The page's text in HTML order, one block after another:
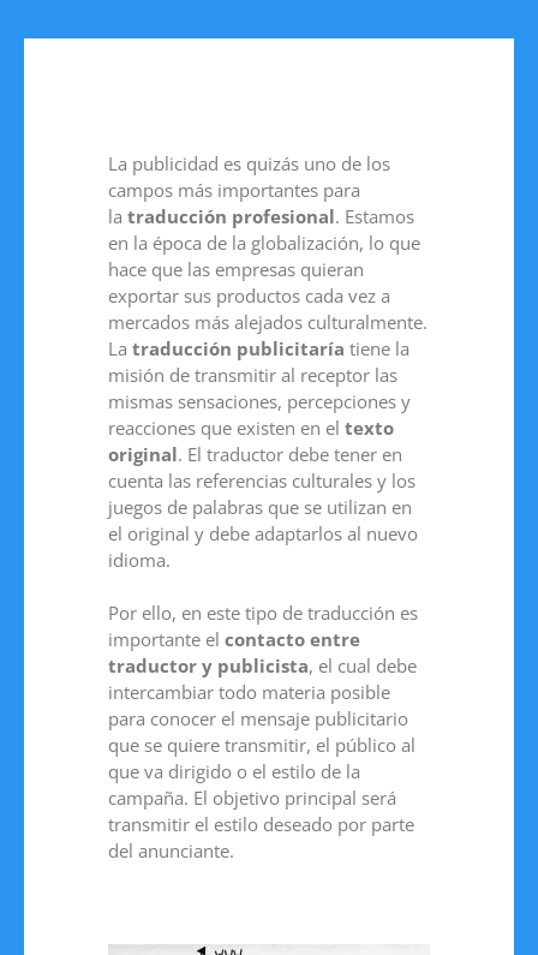
La publicidad es quizás uno de los
campos más importantes para
la traducción profesional. Estamos
en la época de la globalización, lo que
hace que las empresas quieran
exportar sus productos cada vez a
mercados más alejados culturalmente.
La traducción publicitaría tiene la
misión de transmitir al receptor las
mismas sensaciones, percepciones y
reacciones que existen en el texto
original. El traductor debe tener en
cuenta las referencias culturales y los
juegos de palabras que se utilizan en
el original y debe adaptarlos al nuevo
idioma.
Por ello, en este tipo de traducción es
importante el contacto entre
traductor y publicista, el cual debe
intercambiar todo materia posible
para conocer el mensaje publicitario
que se quiere transmitir, el público al
que va dirigido o el estilo de la
campaña. El objetivo principal será
transmitir el estilo deseado por parte
del anunciante.